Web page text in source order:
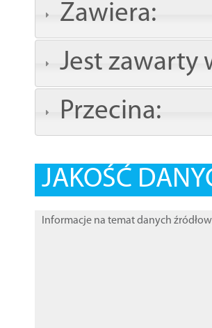
Zawiera:
Jest zawarty
Przecina:
JAKOŚĆ
Informacje na temat danych